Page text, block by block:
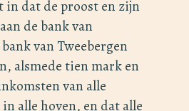
dat de proost en zijn
de bank van
van Tweebergen
alsmede tien mark en
van alle
alle hoven, en dat alle